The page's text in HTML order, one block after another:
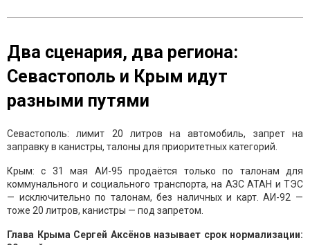
Два сценария, два региона:
Севастополь и Крым идут
разными путями
Севастополь: лимит 20 литров на автомобиль, запрет на
заправку в канистры, талоны для приоритетных категорий.
Крым: с 31 мая АИ-95 продаётся только по талонам для
коммунального и социального транспорта, на АЗС АТАН и ТЭС
— исключительно по талонам, без наличных и карт. АИ-92 —
тоже 20 литров, канистры — под запретом.
Глава Крыма Сергей Аксёнов называет срок нормализации: